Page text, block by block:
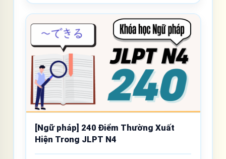
[Ngữ pháp] 240 Điểm Thường Xuất
Hiện Trong JLPT N4